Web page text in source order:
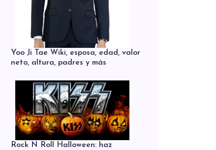
Yoo Ji Tae Wiki, esposa, edad, valor
neto, altura, padres y más
Rock N Roll Halloween: haz